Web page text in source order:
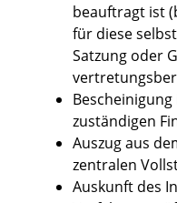
beauftragt ist
für diese
Satzung oder
zuständigen
Auszug aus
zentralen
Auskunft des